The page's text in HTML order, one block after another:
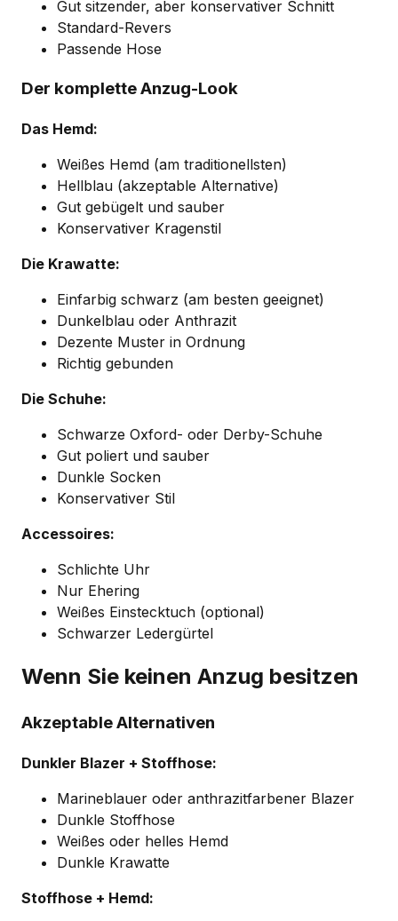
Gut sitzender, aber konservativer Schnitt
Standard-Revers
Passende Hose
Der komplette Anzug-Look
Das Hemd:
Weißes Hemd (am traditionellsten)
Hellblau (akzeptable Alternative)
Gut gebügelt und sauber
Konservativer Kragenstil
Die Krawatte:
Einfarbig schwarz (am besten geeignet)
Dunkelblau oder Anthrazit
Dezente Muster in Ordnung
Richtig gebunden
Die Schuhe:
Schwarze Oxford- oder Derby-Schuhe
Gut poliert und sauber
Dunkle Socken
Konservativer Stil
Accessoires:
Schlichte Uhr
Nur Ehering
Weißes Einstecktuch (optional)
Schwarzer Ledergürtel
Wenn Sie keinen Anzug besitzen
Akzeptable Alternativen
Dunkler Blazer + Stoffhose:
Marineblauer oder anthrazitfarbener Blazer
Dunkle Stoffhose
Weißes oder helles Hemd
Dunkle Krawatte
Stoffhose + Hemd: